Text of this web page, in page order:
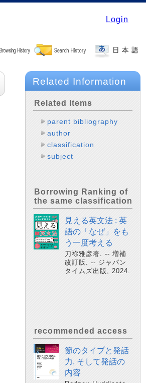
Login
Related Information
Related Items
parent bibliography
author
classification
subject
Borrowing Ranking of
the same classification
見える英文法 : 英
語の「なぜ」をも
う一度考える
刀祢雅彦著. -- 増補
改訂版. -- ジャパン
タイムズ出版, 2024.
recommended access
節のタイプと発話
力, そして発話の
内容